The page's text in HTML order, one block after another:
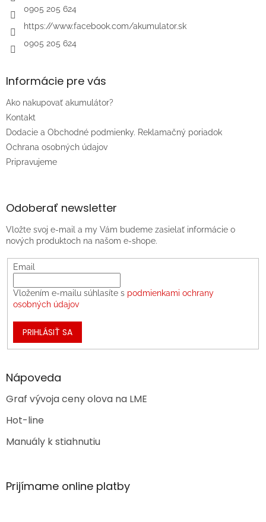
0905 205 624
https://www.facebook.com/akumulator.sk
0905 205 624
Informácie pre vás
Ako nakupovať akumulátor?
Kontakt
Dodacie a Obchodné podmienky. Reklamačný poriadok
Ochrana osobných údajov
Pripravujeme
Odoberať newsletter
Vložte svoj e-mail a my Vám budeme zasielať informácie o
nových produktoch na našom e-shope.
Email
Vložením e-mailu súhlasíte s podmienkami ochrany
osobných údajov
PRIHLÁSIŤ SA
Nápoveda
Graf vývoja ceny olova na LME
Hot-line
Manuály k stiahnutiu
Prijímame online platby